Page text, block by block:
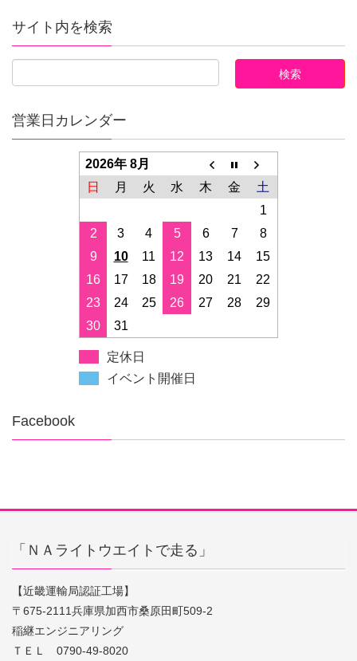
サイト内を検索
営業日カレンダー
2026年 8月
日
月 火 水 木 金
土
1
2
3 4 5 6 7
8
9
10 11 12 13 14
15
16
17 18 19 20 21
22
23
24 25 26 27 28
29
30
31
定休日
イベント開催日
Facebook
「ＮＡライトウエイトで走る」
【近畿運輸局認証工場】
〒675-2111兵庫県加西市桑原田町509-2
稲継エンジニアリング
ＴＥＬ 0790-49-8020